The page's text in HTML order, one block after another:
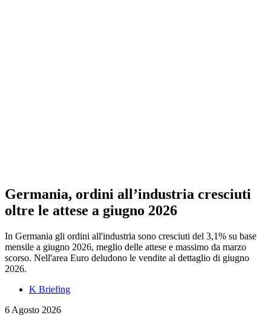
Germania, ordini all’industria cresciuti
oltre le attese a giugno 2026
In Germania gli ordini all'industria sono cresciuti del 3,1% su base
mensile a giugno 2026, meglio delle attese e massimo da marzo
scorso. Nell'area Euro deludono le vendite al dettaglio di giugno
2026.
K Briefing
6 Agosto 2026